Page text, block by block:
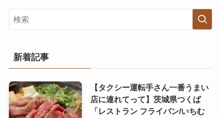
新着記事
【タクシー運転手さん一番うまい
店に連れてって】茨城県つくば
「レストラン フライパン/いちむ